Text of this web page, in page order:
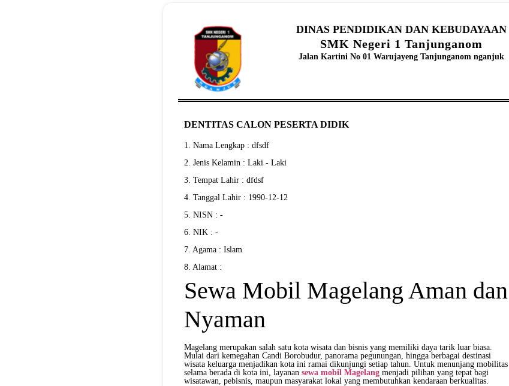
DINAS PENDIDIKAN DAN KEBUDAYAAN
SMK Negeri 1 Tanjunganom
Jalan Kartini No 01 Warujayeng Tanjunganom nganjuk
DENTITAS CALON PESERTA DIDIK
1. Nama Lengkap : dfsdf
2. Jenis Kelamin : Laki - Laki
3. Tempat Lahir : dfdsf
4. Tanggal Lahir : 1990-12-12
5. NISN : -
6. NIK : -
7. Agama : Islam
8. Alamat :
Sewa Mobil Magelang Aman dan
Nyaman
Magelang merupakan salah satu kota wisata dan bisnis yang memiliki daya tarik luar biasa.
Mulai dari kemegahan Candi Borobudur, panorama pegunungan, hingga berbagai destinasi
wisata keluarga menjadikan kota ini ramai dikunjungi setiap tahun. Untuk menunjang mobilitas
selama berada di kota ini, layanan sewa mobil Magelang menjadi pilihan yang tepat bagi
wisatawan, pebisnis, maupun masyarakat lokal yang membutuhkan kendaraan berkualitas.